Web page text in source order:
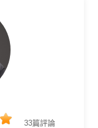
33篇評論